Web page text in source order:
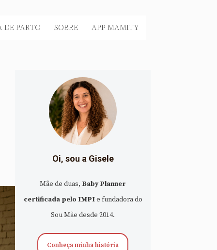
DE PARTO SOBRE APP MAMITY
Oi, sou a Gisele
Mãe de duas, Baby Planner
certificada pelo IMPIe fundadora do
Sou Mãe desde 2014.
Conheça minha história